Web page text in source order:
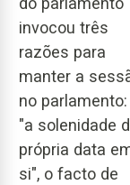
invocou três
razões para
manter a
no parlamento:
"a solenidade
própria data
si", o facto de